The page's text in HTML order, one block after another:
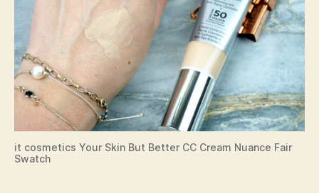
it cosmetics Your Skin But Better CC Cream Nuance Fair
Swatch